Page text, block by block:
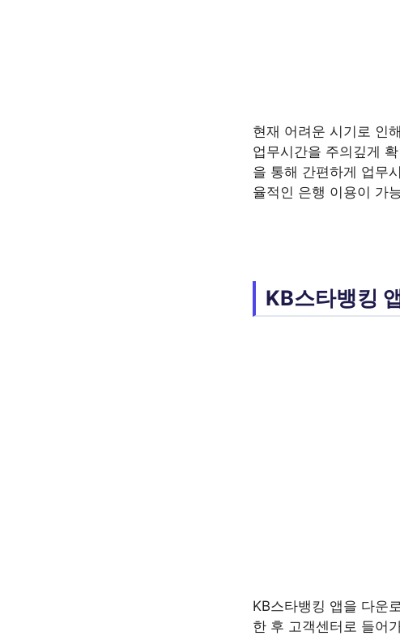
현재 어려운 시기로 인
업무시간을 주의깊게
을 통해 간편하게 업무
율적인 은행 이용이 가
KB스타뱅킹
KB스타뱅킹 앱을 다운
한 후 고객센터로 들어